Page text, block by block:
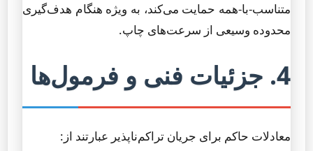
متناسب-با-همه حمایت می‌کند، به ویژه هنگام هدف‌گیری
محدوده وسیعی از سرعت‌های چاپ.
4. جزئیات فنی و فرمول‌ها
معادلات حاکم برای جریان تراکم‌ناپذیر عبارتند از: